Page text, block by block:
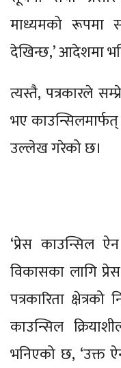
माध्यमको रूपमा
देखिन्छ,’ आदेशमा
त्यस्तै, पत्रकारले
भए
उल्लेख गरेको छ।
‘प्रेस काउन्सिल
विकासका लागि
पत्रकारिता
काउन्सिल
भनिएको छ, ‘उक्त